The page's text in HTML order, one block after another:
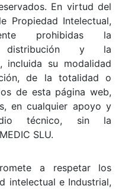
En virtud del
Propiedad Intelectual,
prohibidas la
distribución y la
incluida su modalidad
de la totalidad o
de esta página web,
en cualquier apoyo y
técnico, sin la
SLU.
a respetar los
intelectual e Industrial,